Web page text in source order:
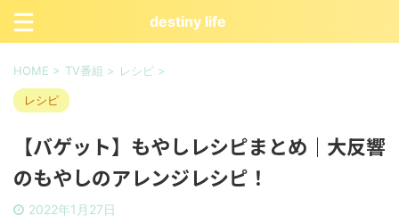
destiny life
HOME > TV番組 > レシピ >
レシピ
【バゲット】もやしレシピまとめ｜大反響
のもやしのアレンジレシピ！
2022年1月27日